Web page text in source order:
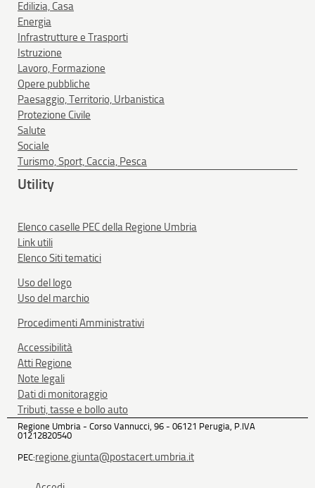
Edilizia, Casa
Energia
Infrastrutture e Trasporti
Istruzione
Lavoro, Formazione
Opere pubbliche
Paesaggio, Territorio, Urbanistica
Protezione Civile
Salute
Sociale
Turismo, Sport, Caccia, Pesca
Utility
Elenco caselle PEC della Regione Umbria
Link utili
Elenco Siti tematici
Uso del logo
Uso del marchio
Procedimenti Amministrativi
Accessibilità
Atti Regione
Note legali
Dati di monitoraggio
Tributi, tasse e bollo auto
Regione Umbria - Corso Vannucci, 96 - 06121 Perugia, P.IVA
01212820540
PEC:regione.giunta@postacert.umbria.it